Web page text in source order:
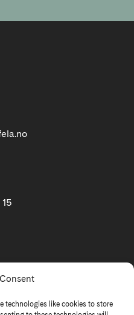
technologies like cookies to store
og Instagram